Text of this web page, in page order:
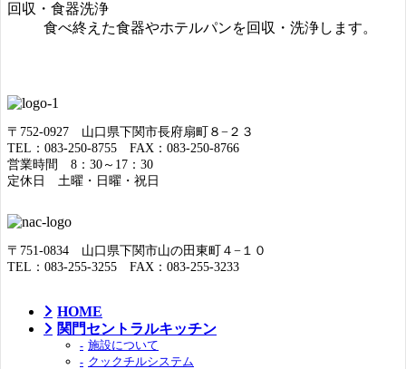
回収・食器洗浄
食べ終えた食器やホテルパンを回収・洗浄します。
〒752-0927 山口県下関市長府扇町８−２３
TEL：083-250-8755 FAX：083-250-8766
営業時間 8：30～17：30
定休日 土曜・日曜・祝日
〒751-0834 山口県下関市山の田東町４−１０
TEL：083-255-3255 FAX：083-255-3233
HOME
関門セントラルキッチン
施設について
クックチルシステム